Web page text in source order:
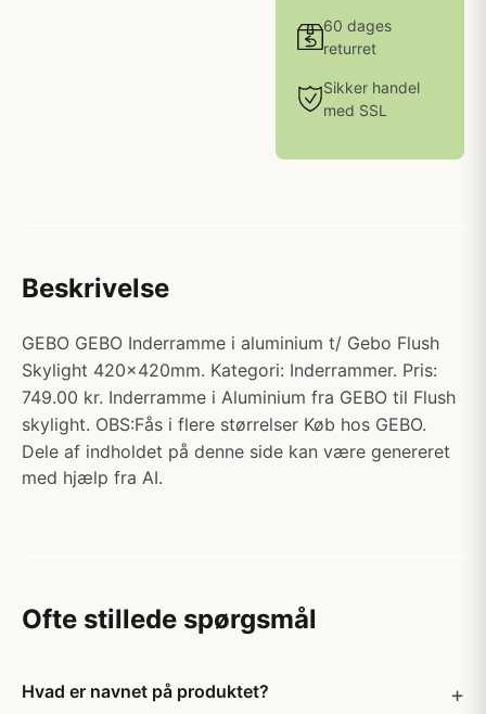
60 dages
returret
Sikker handel
med SSL
Beskrivelse
GEBO GEBO Inderramme i aluminium t/ Gebo Flush
Skylight 420x420mm. Kategori: Inderrammer. Pris:
749.00 kr. Inderramme i Aluminium fra GEBO til Flush
skylight. OBS:Fås i flere størrelser Køb hos GEBO.
Dele af indholdet på denne side kan være genereret
med hjælp fra AI.
Ofte stillede spørgsmål
Hvad er navnet på produktet?